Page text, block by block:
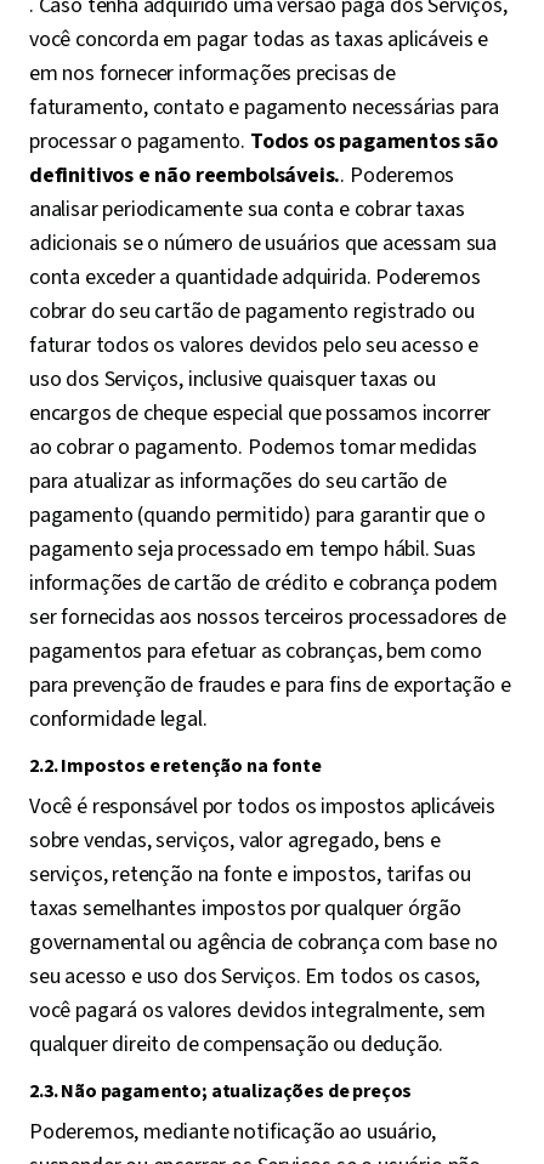
você concorda em pagar todas as taxas aplicáveis e
em nos fornecer informações precisas de
faturamento, contato e pagamento necessárias para
processar o pagamento. Todos os pagamentos são
definitivos e não reembolsáveis.. Poderemos
analisar periodicamente sua conta e cobrar taxas
adicionais se o número de usuários que acessam sua
conta exceder a quantidade adquirida. Poderemos
cobrar do seu cartão de pagamento registrado ou
faturar todos os valores devidos pelo seu acesso e
uso dos Serviços, inclusive quaisquer taxas ou
encargos de cheque especial que possamos incorrer
ao cobrar o pagamento. Podemos tomar medidas
para atualizar as informações do seu cartão de
pagamento (quando permitido) para garantir que o
pagamento seja processado em tempo hábil. Suas
informações de cartão de crédito e cobrança podem
ser fornecidas aos nossos terceiros processadores de
pagamentos para efetuar as cobranças, bem como
para prevenção de fraudes e para fins de exportação e
conformidade legal.
2.2. Impostos e retenção na fonte
Você é responsável por todos os impostos aplicáveis
sobre vendas, serviços, valor agregado, bens e
serviços, retenção na fonte e impostos, tarifas ou
taxas semelhantes impostos por qualquer órgão
governamental ou agência de cobrança com base no
seu acesso e uso dos Serviços. Em todos os casos,
você pagará os valores devidos integralmente, sem
qualquer direito de compensação ou dedução.
2.3. Não pagamento; atualizações de preços
Poderemos, mediante notificação ao usuário,